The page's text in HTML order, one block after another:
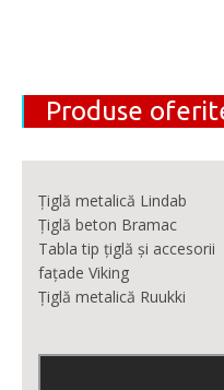
Produse
Țiglă metalică Lindab
Țiglă beton Bramac
Tabla tip țiglă și accesorii
fațade Viking
Țiglă metalică Ruukki